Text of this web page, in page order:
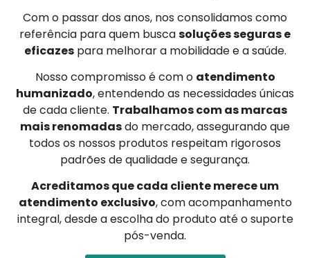
Com o passar dos anos, nos consolidamos como
referência para quem buscasoluções seguras e
eficazespara melhorar a mobilidade e a saúde.
Nosso compromisso é com o atendimento
humanizado, entendendo as necessidades únicas
de cada cliente. Trabalhamos com as marcas
mais renomadasdo mercado, assegurando que
todos os nossos produtos respeitam rigorosos
padrões de qualidade e segurança.
Acreditamos que cada cliente merece um
atendimento exclusivo, com acompanhamento
integral, desde a escolha do produto até o suporte
pós-venda.